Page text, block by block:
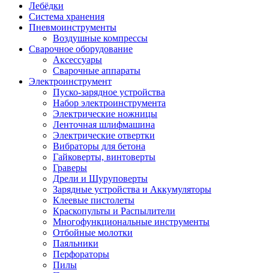
Лебёдки
Система хранения
Пневмоинструменты
Воздушные компрессы
Сварочное оборудование
Аксессуары
Сварочные аппараты
Электроинструмент
Пуско-зарядное устройства
Набор электроинструмента
Электрические ножницы
Ленточная шлифмашина
Электрические отвертки
Вибраторы для бетона
Гайковерты, винтоверты
Граверы
Дрели и Шуруповерты
Зарядные устройства и Аккумуляторы
Клеевые пистолеты
Краскопульты и Распылители
Многофункциональные инструменты
Отбойные молотки
Паяльники
Перфораторы
Пилы